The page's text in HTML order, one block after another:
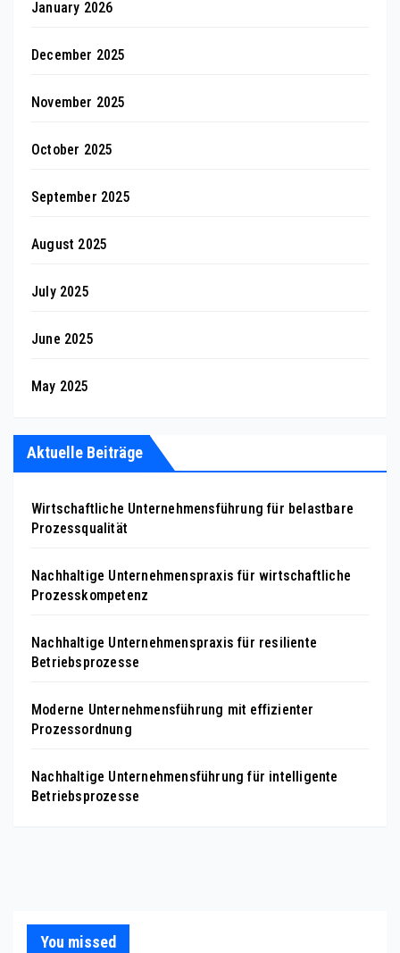
January 2026
December 2025
November 2025
October 2025
September 2025
August 2025
July 2025
June 2025
May 2025
Aktuelle Beiträge
Wirtschaftliche Unternehmensführung für belastbare
Prozessqualität
Nachhaltige Unternehmenspraxis für wirtschaftliche
Prozesskompetenz
Nachhaltige Unternehmenspraxis für resiliente
Betriebsprozesse
Moderne Unternehmensführung mit effizienter
Prozessordnung
Nachhaltige Unternehmensführung für intelligente
Betriebsprozesse
You missed